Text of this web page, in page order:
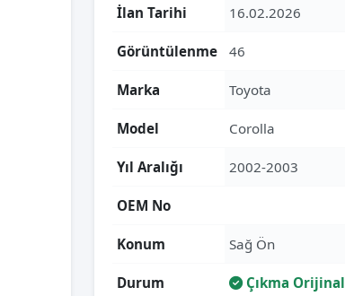
İlan Tarihi 16.02.2026
Görüntülenme 46
Marka Toyota
Model Corolla
Yıl Aralığı 2002-2003
OEM No
Konum Sağ Ön
Durum Çıkma Orijinal